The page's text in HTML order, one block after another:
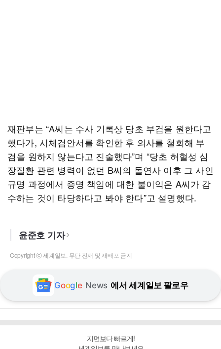
재판부는 “A씨는 수사 기록상 당초 부검을 원한다고
했다가, 시체검안서를 확인한 후 의사를 철회해 부
검을 원하지 않는다고 진술했다”며 “당초 허혈성 심
장질환 관련 병력이 없던 B씨의 돌연사 이후 그 사인
규명 과정에서 증명 책임에 대한 불이익은 A씨가 감
수하는 것이 타당하다고 봐야 한다”고 설명했다.
윤준호 기자
Copyright ⓒ 세계일보. 무단 전재 및 재배포 금지
Google News 에서 세계일보 팔로우
지면보다 빠르게!